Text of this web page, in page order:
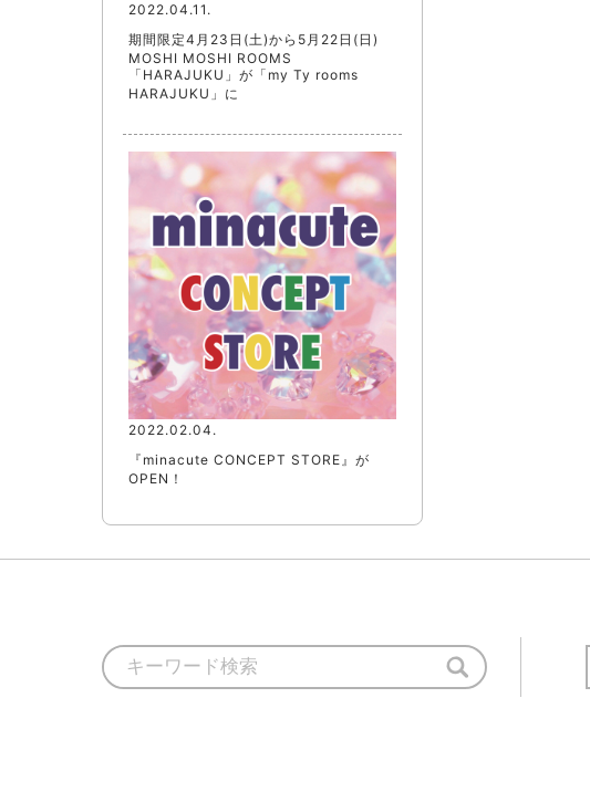
2022.04.11.
期間限定4月23日(土)から5月22日(日)
MOSHI MOSHI ROOMS
「HARAJUKU」が「my Ty rooms
HARAJUKU」に
2022.02.04.
『minacute CONCEPT STORE』が
OPEN！